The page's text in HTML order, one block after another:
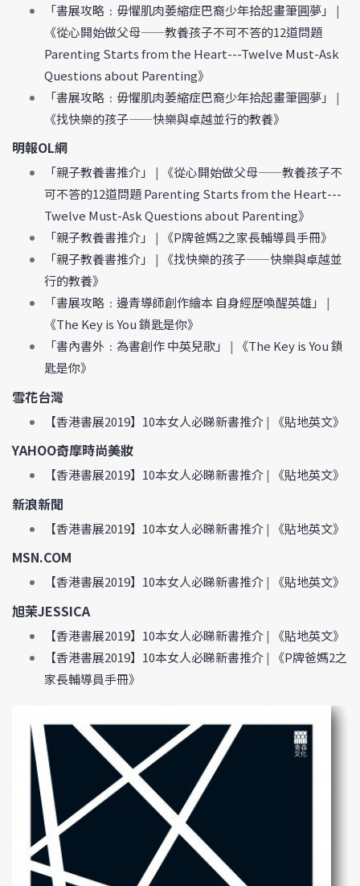
「書展攻略﹕毋懼肌肉萎縮症巴裔少年拾起畫筆圓夢」
|
《從心開始做父母——教養孩子不可不答的12道問題
Parenting Starts from the Heart---Twelve Must-Ask
Questions about Parenting》
「書展攻略﹕毋懼肌肉萎縮症巴裔少年拾起畫筆圓夢」
|
《找快樂的孩子——快樂與卓越並行的教養》
明報OL網
「親子教養書推介」 |
《從心開始做父母——教養孩子不
可不答的12道問題 Parenting Starts from the Heart---
Twelve Must-Ask Questions about Parenting》
「親子教養書推介」
|
《P牌爸媽2之家長輔導員手冊》
「親子教養書推介」
|
《找快樂的孩子——快樂與卓越並
行的教養》
「書展攻略﹕邊青導師創作繪本 自身經歷喚醒英雄」
|
《The Key is You 鎖匙是你》
「書內書外﹕為書創作 中英兒歌」
|
《The Key is You 鎖
匙是你》
雪花台灣
【香港書展2019】10本女人必睇新書推介| 《貼地英文》
YAHOO奇摩時尚美妝
【香港書展2019】10本女人必睇新書推介| 《貼地英文》
新浪新聞
【香港書展2019】10本女人必睇新書推介| 《貼地英文》
MSN.COM
【香港書展2019】10本女人必睇新書推介| 《貼地英文》
旭茉JESSICA
【香港書展2019】10本女人必睇新書推介|
《貼地英文》
【香港書展2019】10本女人必睇新書推介|
《P牌爸媽2之
家長輔導員手冊》